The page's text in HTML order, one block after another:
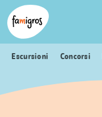
Navigazione
segnalibri
Header
Logo
Escursioni Concorsi